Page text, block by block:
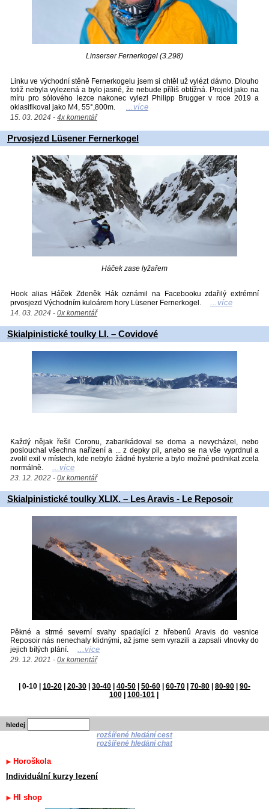
Linserser Fernerkogel (3.298)
Linku ve východní stěně Fernerkogelu jsem si chtěl už vylézt dávno. Dlouho
totiž nebyla vylezená a bylo jasné, že nebude příliš obtížná. Projekt jako na
míru pro sólového lezce nakonec vylezl Philipp Brugger v roce 2019 a
oklasifikoval jako M4, 55°,800m.
...více
15. 03. 2024 - 4x komentář
Prvosjezd Lüsener Fernerkogel
Háček zase lyžařem
Hook alias Háček Zdeněk Hák oznámil na Facebooku zdařilý extrémní
prvosjezd Východním kuloárem hory Lüsener Fernerkogel.
...více
14. 03. 2024 - 0x komentář
Skialpinistické toulky LI. – Covidové
Každý nějak řešil Coronu, zabarikádoval se doma a nevycházel, nebo
poslouchal všechna nařízení a ... z depky pil, anebo se na vše vyprdnul a
zvolil exil v místech, kde nebylo žádné hysterie a bylo možné podnikat zcela
normálně. ...více
23. 12. 2022 - 0x komentář
Skialpinistické toulky XLIX. – Les Aravis - Le Reposoir
Pěkné a strmé severní svahy spadající z hřebenů Aravis do vesnice
Reposoir nás nenechaly klidnými, až jsme sem vyrazili a zapsali vlnovky do
jejich bílých plání. ...více
29. 12. 2021 - 0x komentář
0-10 10-20 20-30 30-40 40-50 50-60 60-70 70-80 80-90
90-
100| 100-101|
hledej
rozšířené hledání cest
rozšířené hledání chat
Horoškola
Individuální kurzy lezení
HI shop